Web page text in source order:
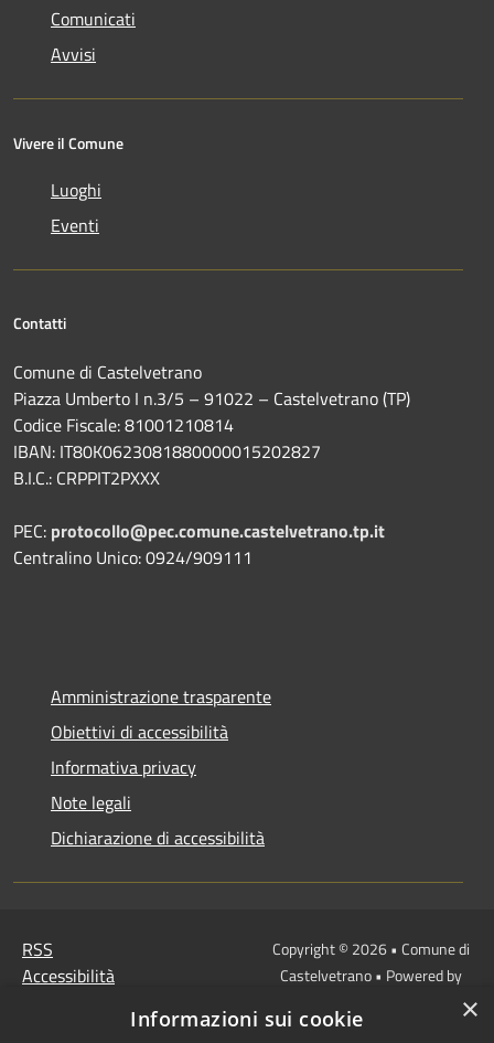
Comunicati
Avvisi
Vivere il Comune
Luoghi
Eventi
Contatti
Comune di Castelvetrano
Piazza Umberto I n.3/5 – 91022 – Castelvetrano (TP)
Codice Fiscale: 81001210814
IBAN: IT80K0623081880000015202827
B.I.C.: CRPPIT2PXXX
PEC: protocollo@pec.comune.castelvetrano.tp.it
Centralino Unico: 0924/909111
Amministrazione trasparente
Obiettivi di accessibilità
Informativa privacy
Note legali
Dichiarazione di accessibilità
RSS
Accessibilità
Copyright © 2026 • Comune di
Castelvetrano • Powered by
redazione
×
Informazioni sui cookie